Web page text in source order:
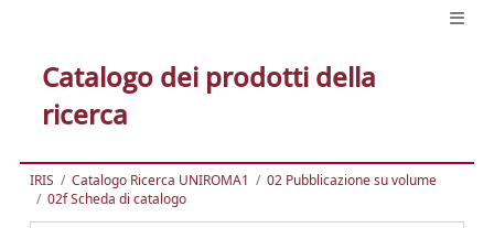
Catalogo dei prodotti della
ricerca
IRIS Catalogo Ricerca UNIROMA1
02 Pubblicazione su volume
02f Scheda di catalogo